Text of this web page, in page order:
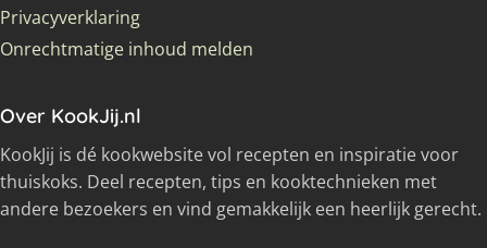
Privacyverklaring
Onrechtmatige inhoud melden
Over KookJij.nl
KookJij is dé kookwebsite vol recepten en inspiratie voor
thuiskoks. Deel recepten, tips en kooktechnieken met
andere bezoekers en vind gemakkelijk een heerlijk gerecht.